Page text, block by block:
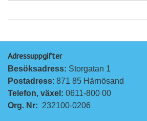
Adressuppgifter
Besöksadress: Storgatan 1
Postadress: 871 85 Härnösand
Telefon, växel: 0611-800 00
Org. Nr: 232100-0206